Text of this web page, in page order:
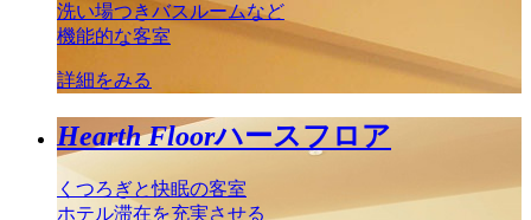
洗い場つきバスルームなど
機能的な客室
詳細をみる
Hearth Floorハースフロア
くつろぎと快眠の客室
ホテル滞在を充実させる